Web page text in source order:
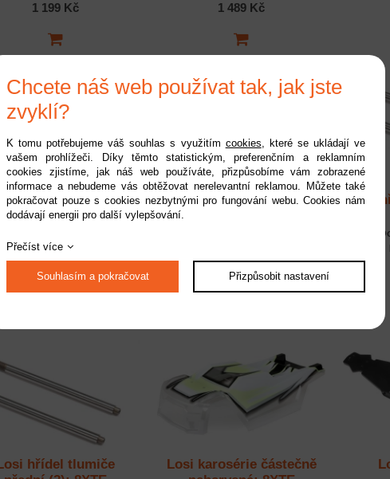
1 199 Kč 1 489 Kč
stabilizátor: 8XTE
Kód:LOS254082
509 Kč
Losi rameno zadní (2):
619 Kč
Losi
hřídel tlumiče
Losi karosérie částečně
Chcete náš web používat tak, jak jste
zvyklí?
K tomu potřebujeme váš souhlas s využitím cookies, které se ukládají ve
vašem prohlížeči. Díky těmto statistickým, preferenčním a reklamním
cookies zjistíme, jak náš web používáte, přizpůsobíme vám zobrazené
informace a nebudeme vás obtěžovat nerelevantní reklamou. Můžete také
pokračovat pouze s cookies nezbytnými pro fungování webu. Cookies nám
dodávají energii pro další vylepšování.
Přečíst více
Souhlasím a pokračovat Přizpůsobit nastavení